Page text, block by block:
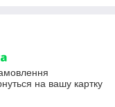
на вашу картку